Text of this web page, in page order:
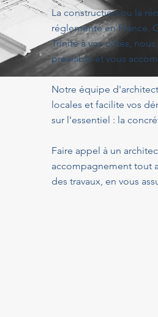
La construction ou la
réglementé en France.
Trinité à vos côtés,
préalable et vous
Notre équipe
locales et facilite vos
sur l'essentiel : la
Faire appel à un
accompagnement tout
des travaux, en vous